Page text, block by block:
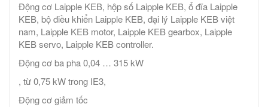
Động cơ Laipple KEB, hộp số Laipple KEB, ổ đĩa Laipple
KEB, bộ điều khiển Laipple KEB, đại lý Laipple KEB việt
nam, Laipple KEB motor, Laipple KEB gearbox, Laipple
KEB servo, Laipple KEB controller.
Động cơ ba pha 0,04 … 315 kW
, từ 0,75 kW trong IE3,
Động cơ giảm tốc